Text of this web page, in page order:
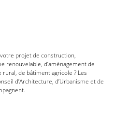
projet de construction,
renouvelable, d’aménagement de
de bâtiment agricole ? Les
d’Architecture, d’Urbanisme et de